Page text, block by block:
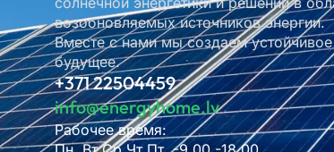
возобновляемых источников энергии.
Вместе с нами мы создаем устойчивое
будущее.
+371 22504459
info@energyhome.lv
Рабочее время: